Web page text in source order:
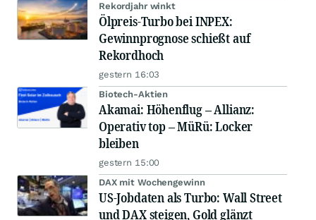
Rekordjahr winkt
Ölpreis-Turbo bei INPEX:
Gewinnprognose schießt auf
Rekordhoch
gestern 16:03
Biotech-Aktien
Akamai: Höhenflug – Allianz:
Operativ top – MüRü: Locker
bleiben
gestern 15:00
DAX mit Wochengewinn
US-Jobdaten als Turbo: Wall Street
und DAX steigen, Gold glänzt